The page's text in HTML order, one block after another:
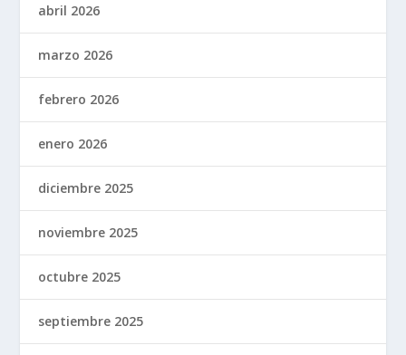
abril 2026
marzo 2026
febrero 2026
enero 2026
diciembre 2025
noviembre 2025
octubre 2025
septiembre 2025